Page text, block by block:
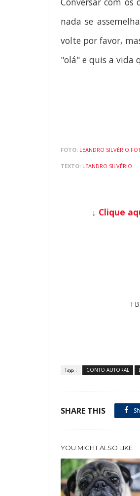
nada se
volte por favor,
"olá" e quis a vida
FOTO: LEANDRO SILVÉRIO
TEXTO: LEANDRO SILVÉRIO
↓ Clique
FB:
Tags : CONTO AUTORAL
SHARE THIS
YOU MIGHT ALSO LIKE